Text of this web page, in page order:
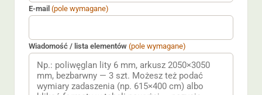
E-mail (pole wymagane)
Wiadomość / lista elementów (pole wymagane)